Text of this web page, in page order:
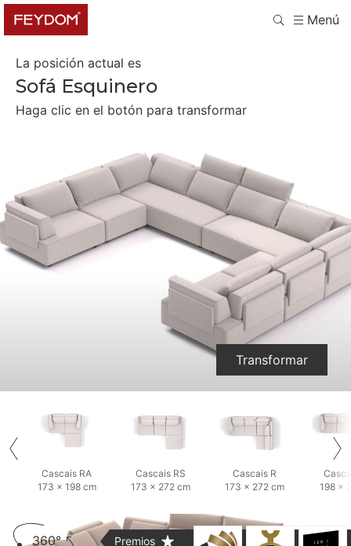
Menú
La posición actual es
Sofá Esquinero
Asientos Separados
Cuatro Camas Individuales
Dos camas dobles
Haga clic en el botón para transformar
Transformar
Cascais RA
173 × 198 cm
Cascais RS
173 × 272 cm
Cascais R
173 × 272 cm
198 ×
360° Premios